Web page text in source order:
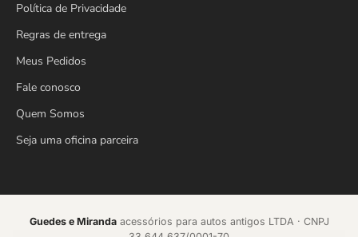
Política de Privacidade
Regras de entrega
Meus Pedidos
Fale conosco
Quem Somos
Seja uma oficina parceira
Guedes e Mirandaacessórios para autos antigos LTDA · CNPJ